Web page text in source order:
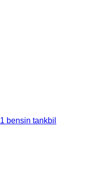
bensin tankbil